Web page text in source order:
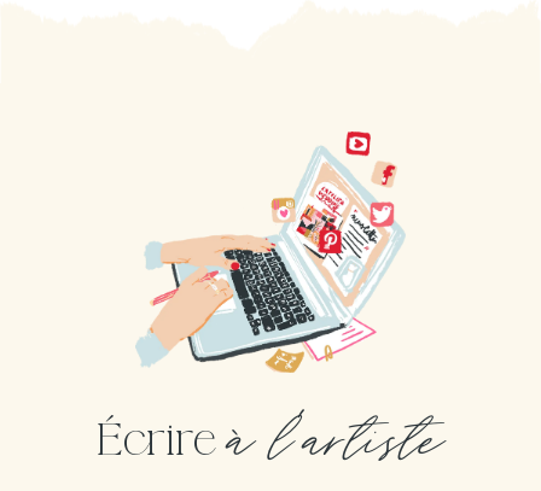
Écrire à l'artiste